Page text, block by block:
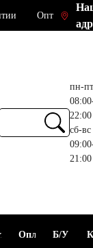
Опт
пн-пт
22:00
сб-вс
21:00
Оплата Б/У